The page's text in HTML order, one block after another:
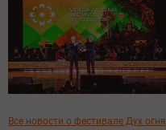
Все новости о фестивале Дух огня